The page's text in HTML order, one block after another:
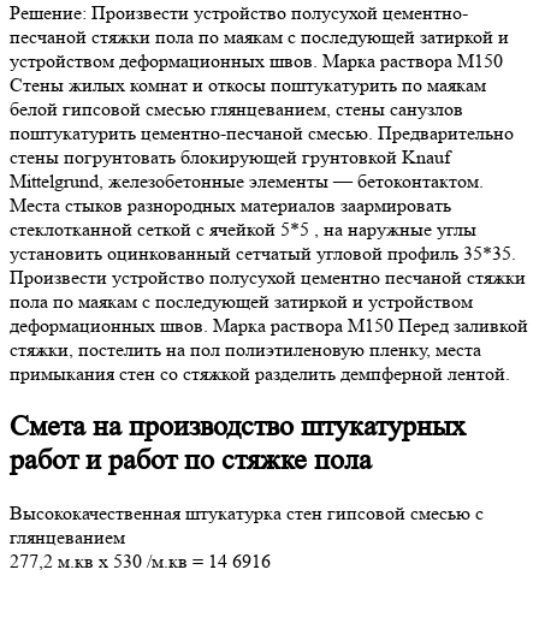
Решение: Произвести устройство полусухой цементно-
песчаной стяжки пола по маякам с последующей затиркой и
устройством деформационных швов. Марка раствора М150
Стены жилых комнат и откосы поштукатурить по маякам
белой гипсовой смесью глянцеванием, стены санузлов
поштукатурить цементно-песчаной смесью. Предварительно
стены погрунтовать блокирующей грунтовкой Knauf
Mittelgrund, железобетонные элементы — бетоконтактом.
Места стыков разнородных материалов заармировать
стеклотканной сеткой с ячейкой 5*5 , на наружные углы
установить оцинкованный сетчатый угловой профиль 35*35.
Произвести устройство полусухой цементно песчаной стяжки
пола по маякам с последующей затиркой и устройством
деформационных швов. Марка раствора М150 Перед заливкой
стяжки, постелить на пол полиэтиленовую пленку, места
примыкания стен со стяжкой разделить демпферной лентой.
Смета на производство штукатурных
работ и работ по стяжке пола
Высококачественная штукатурка стен гипсовой смесью с
глянцеванием
277,2 м.кв х 530 /м.кв = 14 6916